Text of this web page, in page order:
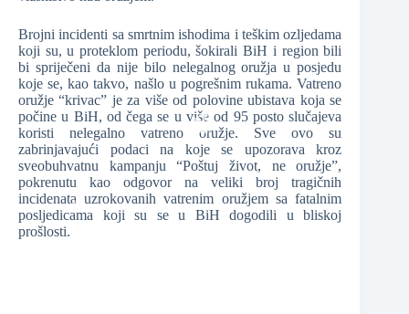
Brojni incidenti sa smrtnim ishodima i teškim ozljedama
koji su, u proteklom periodu, šokirali BiH i region bili
bi spriječeni da nije bilo nelegalnog oružja u posjedu
koje se, kao takvo, našlo u pogrešnim rukama. Vatreno
oružje “krivac” je za više od polovine ubistava koja se
počine u BiH, od čega se u više od 95 posto slučajeva
koristi nelegalno vatreno oružje. Sve ovo su
zabrinjavajući podaci na koje se upozorava kroz
sveobuhvatnu kampanju “Poštuj život, ne oružje”,
pokrenutu kao odgovor na veliki broj tragičnih
incidenata uzrokovanih vatrenim oružjem sa fatalnim
posljedicama koji su se u BiH dogodili u bliskoj
prošlosti.
❆
❆